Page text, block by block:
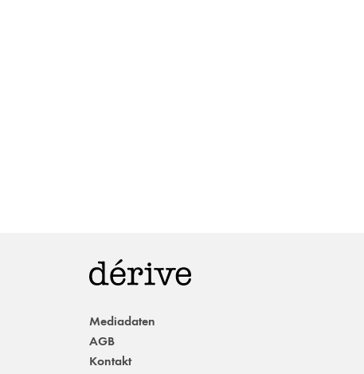
Mediadaten
AGB
Kontakt